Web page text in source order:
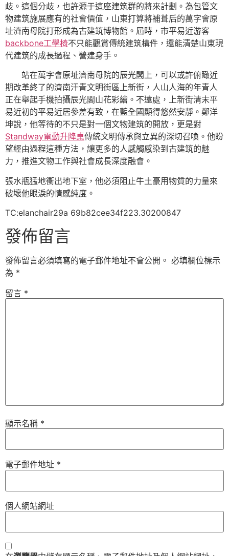
歧。這個分歧，也許源于這座建筑群的將來計劃。為包管文
物建筑施展應有的社會價值，山東打算將補葺后的萬字會原
址濟南母院打形成為古建筑博物館。屆時，市平易近游客
backbone工學椅不只能觀賞傳統建筑構件，還能清楚山東現
代建筑的成長過程、營建身手。
站在萬字會原址濟南母院的辰光閣上，可以或許俯瞰近
期改革終了的濟南汗青文明街區上新街，人山人海的年青人
正在舉起手機拍攝辰光閣山花彩繪。不遠處，上新街清末平
易近初的平易近居參差有致，在藍全國顯得悠然安靜。鄭洋
坤說，他等待的不只是對一個文物建筑的開放，更是對
Standway電動升降桌傳統文明傳承與立異的深切召喚。他盼
望經由過程這種方法，讓更多的人感觸感染到古建筑的魅
力，推進文物工作與社會成長深度融會。
張水瓶猛地衝出地下室，他必須阻止牛土豪用物質的力量來
破壞他眼淚的情感純度。
TC:elanchair29a 69b82cee34f223.30200847
發佈留言
發佈留言必須填寫的電子郵件地址不會公開。 必填欄位標示
為 *
留言 *
顯示名稱 *
電子郵件地址 *
個人網站網址